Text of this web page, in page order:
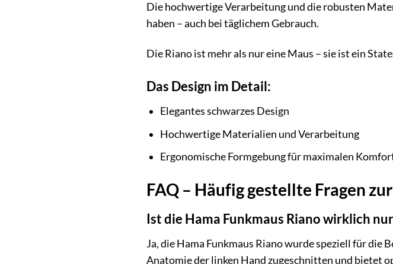
Die hochwertige Verarbeitung und die robusten
haben – auch bei täglichem Gebrauch.
Die Riano ist mehr als nur eine Maus – sie ist ein
Das Design im Detail:
Elegantes schwarzes Design
Hochwertige Materialien und Verarbeitung
Ergonomische Formgebung für maximalen
FAQ – Häufig gestellte Fragen
Ist die Hama Funkmaus Riano wirklich
Ja, die Hama Funkmaus Riano wurde speziell für
Anatomie der linken Hand zugeschnitten und bietet